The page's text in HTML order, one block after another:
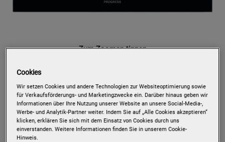
Zum Zoomen tippen
PCM43103X
EINBAU-KOMPAKTBACKOFEN /
MIKROWELLE
Details zum Produkt
Cookies
Wir setzen Cookies und andere Technologien zur Websiteoptimierung sowie
für Verkaufsförderungs- und Marketingzwecke ein. Darüber hinaus geben wir
Informationen über Ihre Nutzung unserer Website an unsere Social-Media-,
Werbe- und Analytik-Partner weiter. Indem Sie auf „Alle Cookies akzeptieren“
klicken, erklären Sie sich mit dem Einsatz von Cookies durch uns
einverstanden. Weitere Informationen finden Sie in unserem Cookie-
Hinweis.